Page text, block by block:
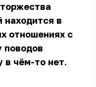
находится в
отношениях с
поводов
в чём-то нет.